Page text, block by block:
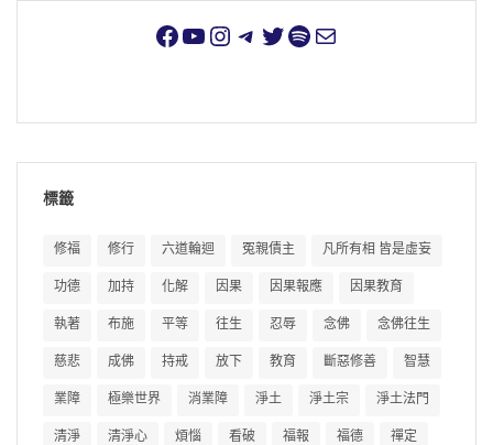
標籤
修福 修行 六道輪迴 冤親債主 凡所有相 皆是虛妄
功德 加持 化解 因果 因果報應 因果教育
執著 布施 平等 往生 忍辱 念佛 念佛往生
慈悲 成佛 持戒 放下 教育 斷惡修善 智慧
業障 極樂世界 消業障 淨土 淨土宗 淨土法門
清淨 清淨心 煩惱 看破 福報 福德 禪定